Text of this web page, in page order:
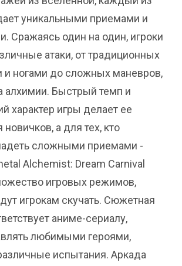
уникальными приемами и
Сражаясь один на один, игроки
атаки, от традиционных
и ногами до сложных маневров,
алхимии. Быстрый темп и
характер игры делает ее
а для тех, кто
сложными приемами -
Alchemist: Dream Carnival
игровых режимов,
игрокам скучать. Сюжетная
аниме-сериалу,
любимыми героями,
испытания. Аркада